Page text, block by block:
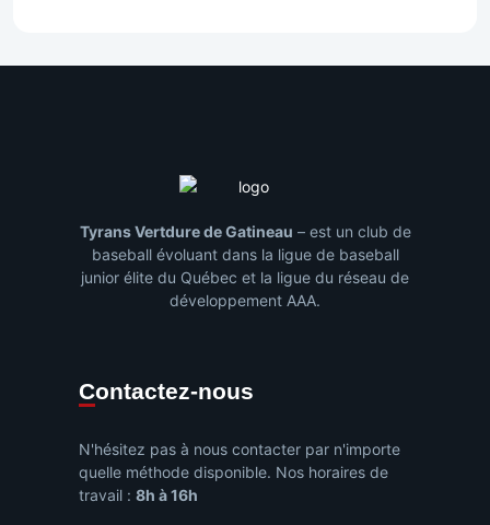
Tyrans Vertdure de Gatineau – est un club de
baseball évoluant dans la ligue de baseball
junior élite du Québec et la ligue du réseau de
développement AAA.
Contactez-nous
N'hésitez pas à nous contacter par n'importe
quelle méthode disponible. Nos horaires de
travail : 8h à 16h